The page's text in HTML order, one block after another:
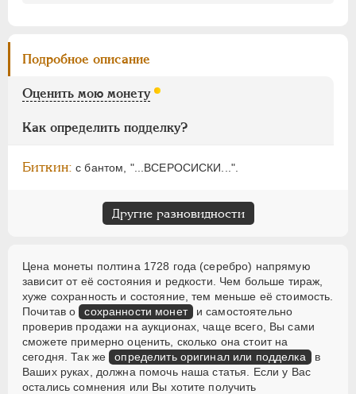
Уздеников: 0687
Петрунин
: не вошла в описание
Семёнов: 98-600 (R3)
Подробное описание
Оценить мою монету
Как определить подделку?
Биткин: с бантом, "...ВСЕРОСИСКИ...".
Другие разновидности
Цена монеты полтина 1728 года (серебро) напрямую
зависит от её состояния и редкости. Чем больше тираж,
хуже сохранность и состояние, тем меньше её стоимость.
Почитав о сохранности монет и самостоятельно
проверив продажи на аукционах, чаще всего, Вы сами
сможете примерно оценить, сколько она стоит на
сегодня. Так же определить оригинал или подделка в
Ваших руках, должна помочь наша статья. Если у Вас
остались сомнения или Вы хотите получить